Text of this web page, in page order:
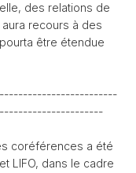
des relations de
recours à des
être étendue
coréférences a été
LIFO, dans le cadre